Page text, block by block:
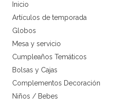
Inicio
Artículos de temporada
Globos
Mesa y servicio
Cumpleaños Temáticos
Bolsas y Cajas
Complementos Decoración
Niños / Bebes